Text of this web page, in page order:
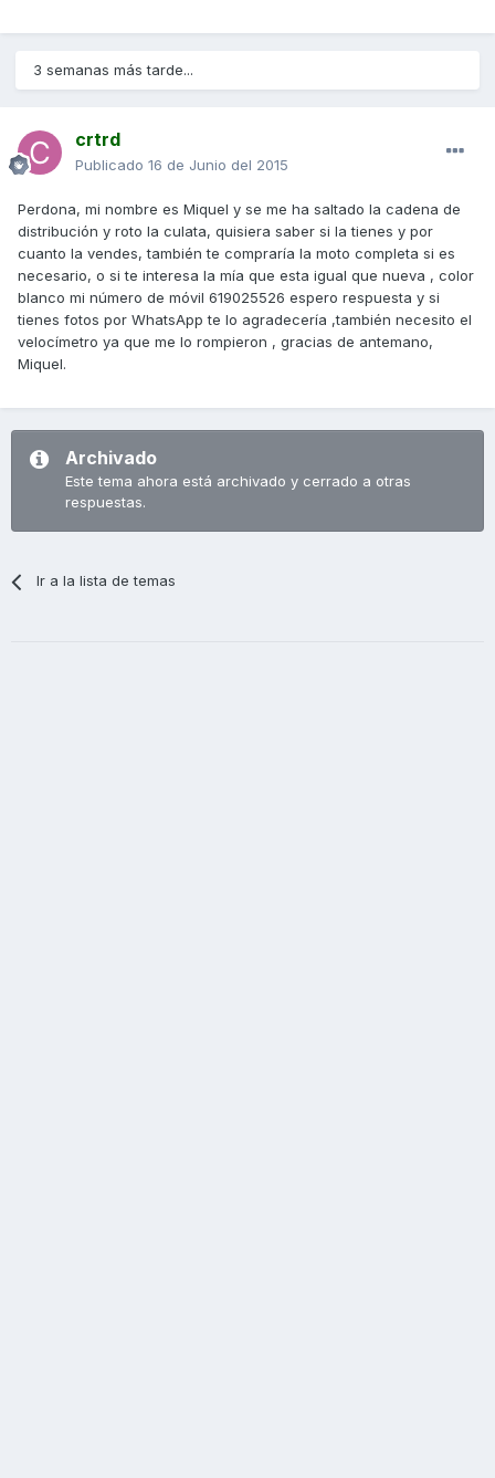
3 semanas más tarde...
crtrd
Publicado 16 de Junio del 2015
Perdona, mi nombre es Miquel y se me ha saltado la cadena de
distribución y roto la culata, quisiera saber si la tienes y por
cuanto la vendes, también te compraría la moto completa si es
necesario, o si te interesa la mía que esta igual que nueva , color
blanco mi número de móvil 619025526 espero respuesta y si
tienes fotos por WhatsApp te lo agradecería ,también necesito el
velocímetro ya que me lo rompieron , gracias de antemano,
Miquel.
Archivado
Este tema ahora está archivado y cerrado a otras
respuestas.
Ir a la lista de temas